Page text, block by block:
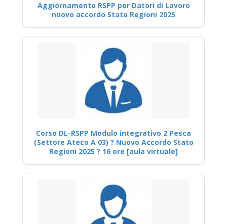
Aggiornamento RSPP per Datori di Lavoro
nuovo accordo Stato Regioni 2025
Corso DL-RSPP Modulo integrativo 2 Pesca
(Settore Ateco A 03) ? Nuovo Accordo Stato
Regioni 2025 ? 16 ore [aula virtuale]